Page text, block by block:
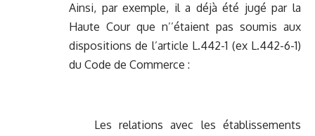
Ainsi, par exemple, il a déjà été jugé par la
Haute Cour que n’’étaient pas soumis aux
dispositions de l’article L.442-1 (ex L.442-6-1)
du Code de Commerce :
Les relations avec les établissements